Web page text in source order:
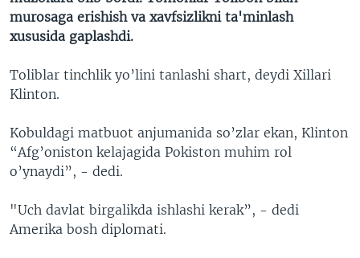
murosaga erishish va xavfsizlikni ta'minlash
xususida gaplashdi.
Toliblar tinchlik yo’lini tanlashi shart, deydi Xillari
Klinton.
Kobuldagi matbuot anjumanida so’zlar ekan, Klinton
“Afg’oniston kelajagida Pokiston muhim rol
o’ynaydi”, - dedi.
"Uch davlat birgalikda ishlashi kerak”, - dedi
Amerika bosh diplomati.